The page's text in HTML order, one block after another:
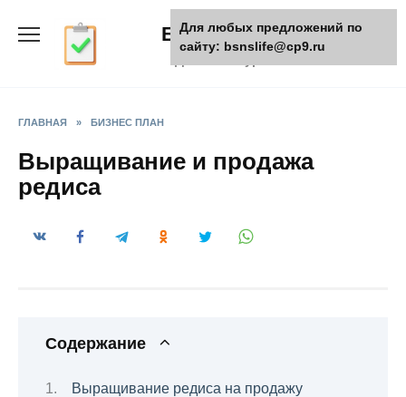
БизнесЖизнь
ГЛАВНАЯ » БИЗНЕС ПЛАН
Выращивание и продажа
редиса
Содержание
Выращивание редиса на продажу
Для любых предложений по
сайту: bsnslife@cp9.ru